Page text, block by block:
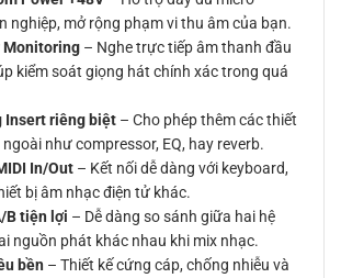
nghiệp, mở rộng phạm vi thu âm của bạn.
Monitoring– Nghe trực tiếp âm thanh đầu
kiểm soát giọng hát chính xác trong quá
Insert riêng biệt– Cho phép thêm các thiết
như compressor, EQ, hay reverb.
In/Out– Kết nối dễ dàng với keyboard,
bị âm nhạc điện tử khác.
B tiện lợi – Dễ dàng so sánh giữa hai hệ
nguồn phát khác nhau khi mix nhạc.
bền – Thiết kế cứng cáp, chống nhiễu và